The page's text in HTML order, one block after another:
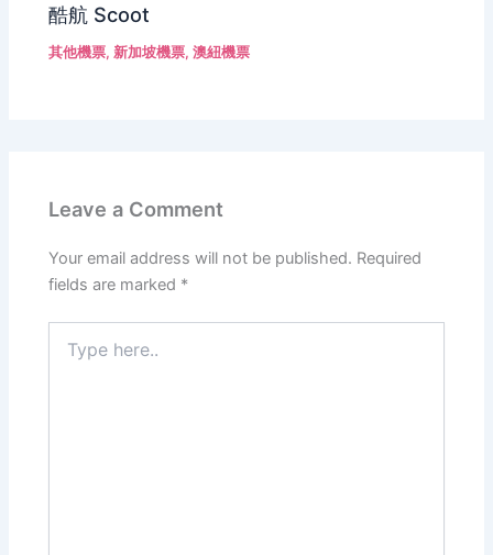
酷航 Scoot
其他機票,新加坡機票,澳紐機票
Leave a Comment
Your email address will not be published. Required
fields are marked *
here..